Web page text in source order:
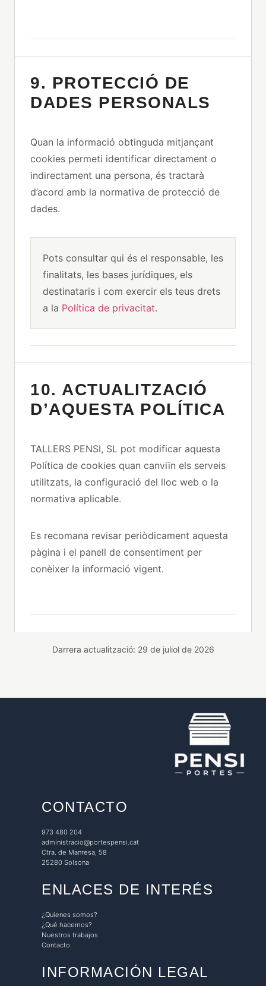
9. PROTECCIÓ DE
DADES PERSONALS
Quan la informació obtinguda mitjançant
cookies permeti identificar directament o
indirectament una persona, és tractarà
d’acord amb la normativa de protecció de
dades.
Pots consultar qui és el responsable, les
finalitats, les bases jurídiques, els
destinataris i com exercir els teus drets
a la Política de privacitat.
10. ACTUALITZACIÓ
D’AQUESTA POLÍTICA
TALLERS PENSI, SL pot modificar aquesta
Política de cookies quan canviïn els serveis
utilitzats, la configuració del lloc web o la
normativa aplicable.
Es recomana revisar periòdicament aquesta
pàgina i el panell de consentiment per
conèixer la informació vigent.
Darrera actualització: 29 de juliol de 2026
CONTACTO
973 480 204
administracio@portespensi.cat
Ctra. de Manresa, 58
25280 Solsona
ENLACES DE INTERÉS
¿Quienes somos?
¿Qué hacemos?
Nuestros trabajos
Contacto
INFORMACIÓN LEGAL